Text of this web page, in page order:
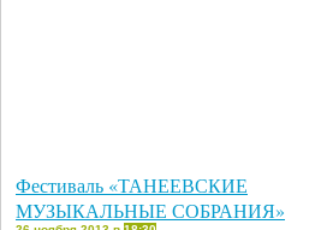
Фестиваль «ТАНЕЕВСКИЕ
МУЗЫКАЛЬНЫЕ СОБРАНИЯ»